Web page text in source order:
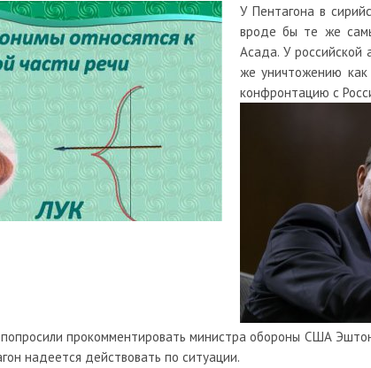
У Пентагона в
вроде бы те же
Асада. У российской
же уничтожению
конфронтацию с
прокомментировать министра обороны США
надеется действовать по ситуации.